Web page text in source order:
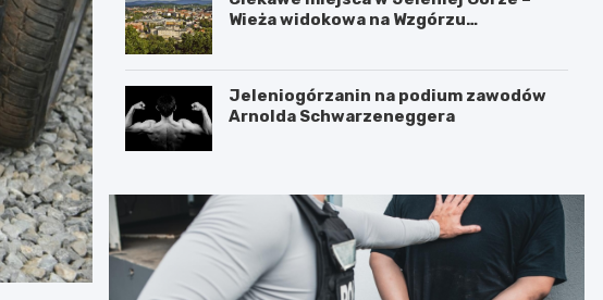
Wieża widokowa na Wzgórzu
Jeleniogórzanin na podium zawodów
Arnolda Schwarzeneggera